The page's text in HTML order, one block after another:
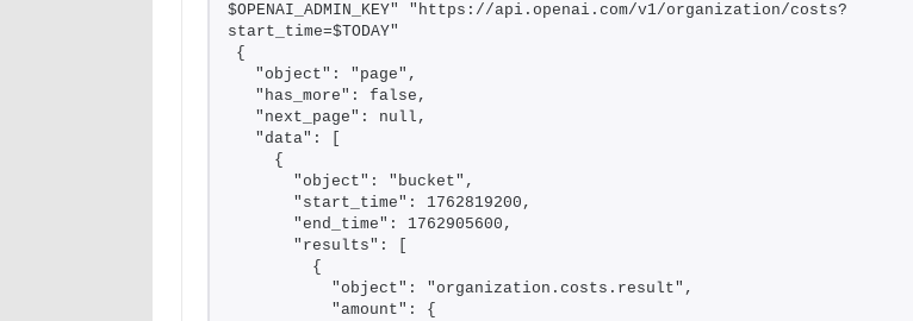
$OPENAI_ADMIN_KEY" "https://api.openai.com/v1/organization/costs?
start_time=$TODAY"
{
  "object": "page",
  "has_more": false,
  "next_page": null,
  "data": [
    {
      "object": "bucket",
      "start_time": 1762819200,
      "end_time": 1762905600,
      "results": [
        {
          "object": "organization.costs.result",
          "amount": {